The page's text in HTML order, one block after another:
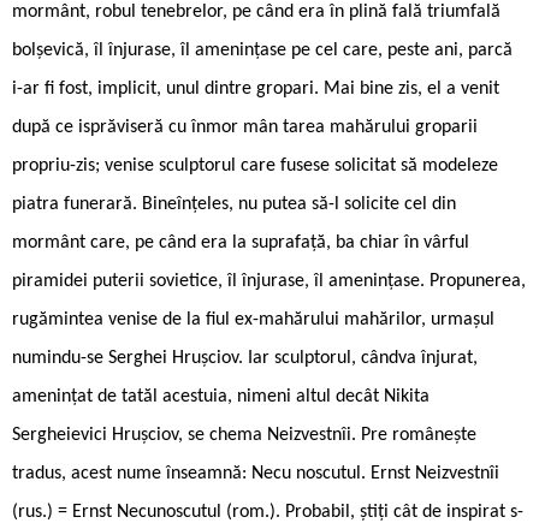
mormânt, robul tenebrelor, pe când era în plină fală triumfală
bolșevică, îl înjurase, îl amenințase pe cel care, peste ani, parcă
i-ar fi fost, implicit, unul dintre gropari. Mai bine zis, el a venit
după ce isprăviseră cu înmor mân ­tarea mahărului groparii
propriu-zis; venise sculptorul care fusese solicitat să modeleze
piatra funerară. Bineînțeles, nu putea să-l solicite cel din
mormânt care, pe când era la suprafață, ba chiar în vârful
piramidei puterii sovietice, îl înjurase, îl amenințase. Propunerea,
rugămintea venise de la fiul ex-mahărului mahărilor, urmașul
numindu-se Serghei Hrușciov. Iar sculptorul, cândva înjurat,
amenințat de tatăl acestuia, nimeni altul decât Nikita
Sergheievici Hrușciov, se chema Neizvestnîi. Pre românește
tradus, acest nume înseamnă: Necu ­noscutul. Ernst Neizvestnîi
(rus.) = Ernst Necunoscutul (rom.). Probabil, știți cât de inspirat s-